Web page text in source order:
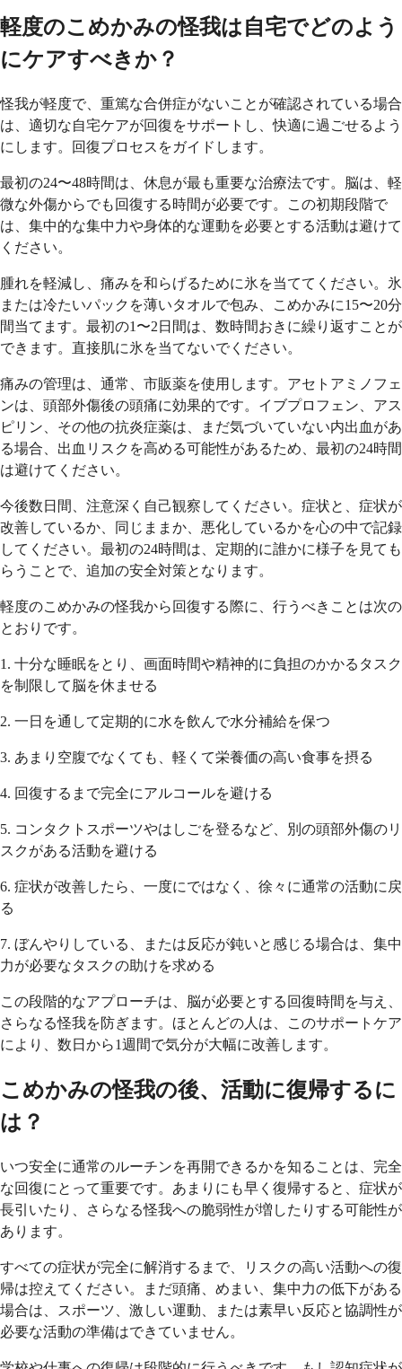
軽度のこめかみの怪我は自宅でどのよう
にケアすべきか？
怪我が軽度で、重篤な合併症がないことが確認されている場合
は、適切な自宅ケアが回復をサポートし、快適に過ごせるよう
にします。回復プロセスをガイドします。
最初の24〜48時間は、休息が最も重要な治療法です。脳は、軽
微な外傷からでも回復する時間が必要です。この初期段階で
は、集中的な集中力や身体的な運動を必要とする活動は避けて
ください。
腫れを軽減し、痛みを和らげるために氷を当ててください。氷
または冷たいパックを薄いタオルで包み、こめかみに15〜20分
間当てます。最初の1〜2日間は、数時間おきに繰り返すことが
できます。直接肌に氷を当てないでください。
痛みの管理は、通常、市販薬を使用します。アセトアミノフェ
ンは、頭部外傷後の頭痛に効果的です。イブプロフェン、アス
ピリン、その他の抗炎症薬は、まだ気づいていない内出血があ
る場合、出血リスクを高める可能性があるため、最初の24時間
は避けてください。
今後数日間、注意深く自己観察してください。症状と、症状が
改善しているか、同じままか、悪化しているかを心の中で記録
してください。最初の24時間は、定期的に誰かに様子を見ても
らうことで、追加の安全対策となります。
軽度のこめかみの怪我から回復する際に、行うべきことは次の
とおりです。
1. 十分な睡眠をとり、画面時間や精神的に負担のかかるタスク
を制限して脳を休ませる
2. 一日を通して定期的に水を飲んで水分補給を保つ
3. あまり空腹でなくても、軽くて栄養価の高い食事を摂る
4. 回復するまで完全にアルコールを避ける
5. コンタクトスポーツやはしごを登るなど、別の頭部外傷のリ
スクがある活動を避ける
6. 症状が改善したら、一度にではなく、徐々に通常の活動に戻
る
7. ぼんやりしている、または反応が鈍いと感じる場合は、集中
力が必要なタスクの助けを求める
この段階的なアプローチは、脳が必要とする回復時間を与え、
さらなる怪我を防ぎます。ほとんどの人は、このサポートケア
により、数日から1週間で気分が大幅に改善します。
こめかみの怪我の後、活動に復帰するに
は？
いつ安全に通常のルーチンを再開できるかを知ることは、完全
な回復にとって重要です。あまりにも早く復帰すると、症状が
長引いたり、さらなる怪我への脆弱性が増したりする可能性が
あります。
すべての症状が完全に解消するまで、リスクの高い活動への復
帰は控えてください。まだ頭痛、めまい、集中力の低下がある
場合は、スポーツ、激しい運動、または素早い反応と協調性が
必要な活動の準備はできていません。